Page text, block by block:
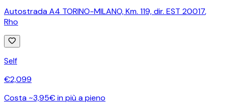
Autostrada A4 TORINO-MILANO, Km. 119, dir. EST 20017,
Rho
Self
€2,099
Costa ~3,95€ in più a pieno